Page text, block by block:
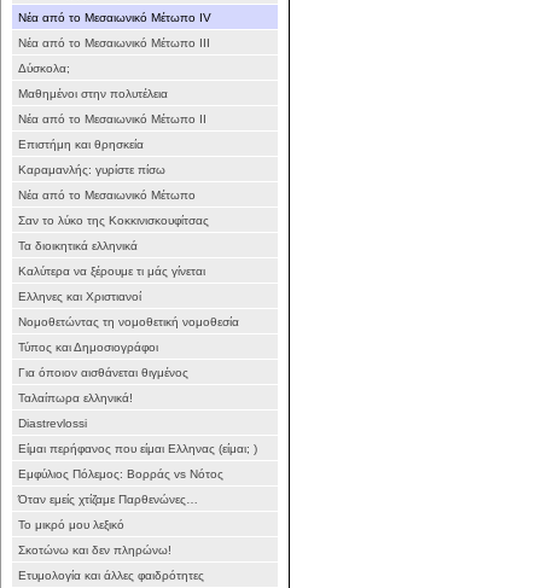
Νέα από το Μεσαιωνικό Μέτωπο IV
Νέα από το Μεσαιωνικό Μέτωπο III
Δύσκολα;
Μαθημένοι στην πολυτέλεια
Νέα από το Μεσαιωνικό Μέτωπο II
Επιστήμη και θρησκεία
Καραμανλής: γυρίστε πίσω
Νέα από το Μεσαιωνικό Μέτωπο
Σαν το λύκο της Κοκκινισκουφίτσας
Τα διοικητικά ελληνικά
Καλύτερα να ξέρουμε τι μάς γίνεται
Ελληνες και Χριστιανοί
Νομοθετώντας τη νομοθετική νομοθεσία
Τύπος και Δημοσιογράφοι
Για όποιον αισθάνεται θιγμένος
Ταλαίπωρα ελληνικά!
Diastrevlossi
Είμαι περήφανος που είμαι Ελληνας (είμαι; )
Εμφύλιος Πόλεμος: Βορράς vs Νότος
Όταν εμείς χτίζαμε Παρθενώνες…
Το μικρό μου λεξικό
Σκοτώνω και δεν πληρώνω!
Ετυμολογία και άλλες φαιδρότητες